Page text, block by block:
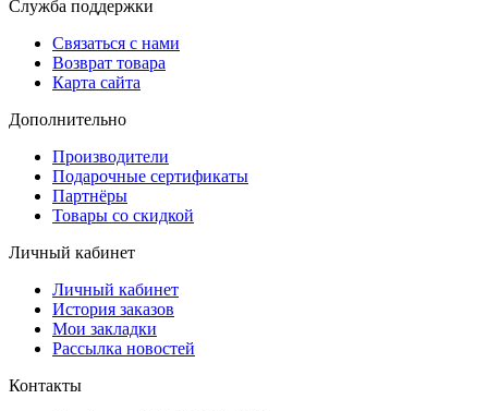
Служба поддержки
Связаться с нами
Возврат товара
Карта сайта
Дополнительно
Производители
Подарочные сертификаты
Партнёры
Товары со скидкой
Личный кабинет
Личный кабинет
История заказов
Мои закладки
Рассылка новостей
Контакты